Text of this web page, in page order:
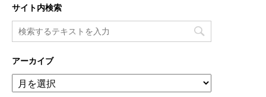
サイト内検索
アーカイブ
ア
ー